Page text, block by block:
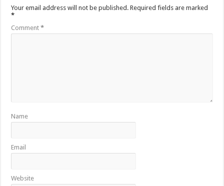
Your email address will not be published. Required fields are marked
*
Comment*
Name
Email
Website